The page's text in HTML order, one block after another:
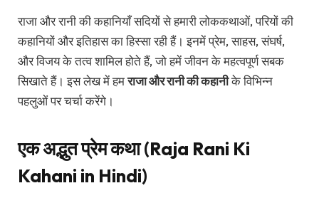
राजा और रानी की कहानियाँ सदियों से हमारी लोककथाओं, परियों की
कहानियों और इतिहास का हिस्सा रही हैं। इनमें प्रेम, साहस, संघर्ष,
और विजय के तत्व शामिल होते हैं, जो हमें जीवन के महत्वपूर्ण सबक
सिखाते हैं। इस लेख में हमराजा और रानी की कहानीके विभिन्न
पहलुओं पर चर्चा करेंगे।
एक अद्भुत प्रेम कथा (Raja Rani Ki
Kahani in Hindi)